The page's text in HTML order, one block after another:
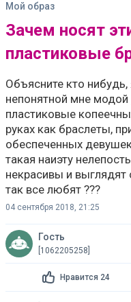
Мой образ
Зачем носят
пластиковые
Объясните кто
непонятной мне
пластиковые
руках как браслеты,
обеспеченных
такая наиэту
некрасивы и
так все любят ???
04 сентября 2018, 21:25
Гость
[1062205258]
Нравится 24